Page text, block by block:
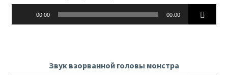
00:00 00:00
Звук взорванной головы монстра